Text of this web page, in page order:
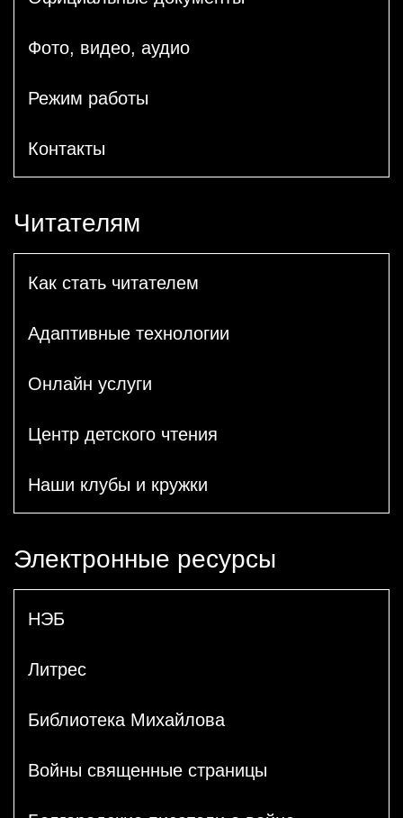
Фото, видео, аудио
Режим работы
Контакты
Читателям
Как стать читателем
Адаптивные технологии
Онлайн услуги
Центр детского чтения
Наши клубы и кружки
Электронные ресурсы
НЭБ
Литрес
Библиотека Михайлова
Войны священные страницы